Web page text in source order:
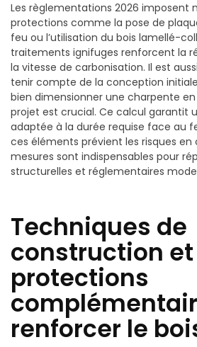
Les règlementations 2026 imposent
protections comme la pose de
feu ou l’utilisation du bois lamellé-
traitements ignifuges renforcent la
la vitesse de carbonisation. Il est
tenir compte de la conception
bien dimensionner une charpente en
projet est crucial. Ce calcul garantit
adaptée à la durée requise face au
ces éléments prévient les risques en
mesures sont indispensables pour
structurelles et réglementaires
Techniques de
construction et
protections
renforcer le